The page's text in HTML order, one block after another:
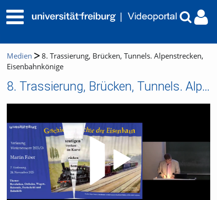
Medien
8. Trassierung, Brücken, Tunnels. Alpenstrecken,
Eisenbahnkönige
8. Trassierung, Brücken, Tunnels. Alpenstrecken, Eisenbahnkönige